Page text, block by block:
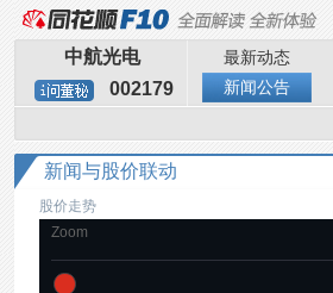
中航光电
002179
最新动态
新闻公告
新闻与股价联动
股价走势
Zoom